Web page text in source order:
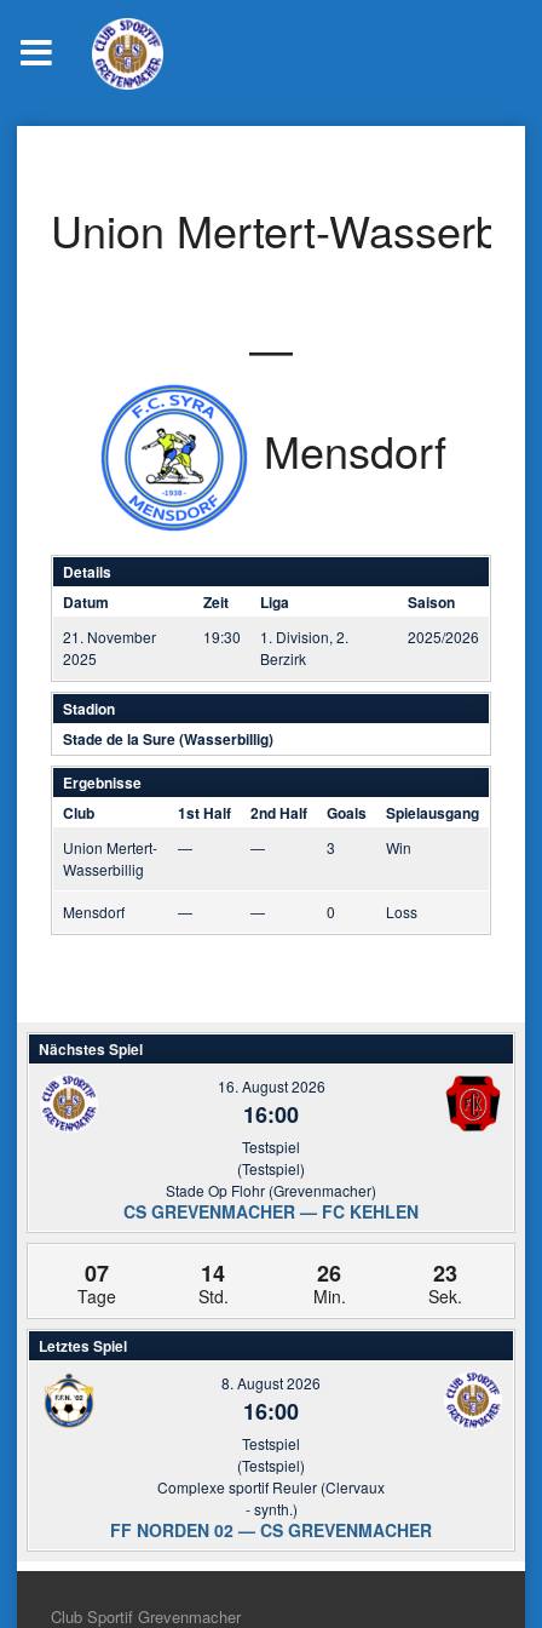
Union Mertert-
—
Mensdorf
Details
Datum
Zeit Liga Saison
21. November
2025
19:30
1. Division, 2.
Berzirk
2025/2026
Stadion
Stade de la Sure (Wasserbillig)
Ergebnisse
Club
1st Half 2nd Half Goals Spielausgang
Union Mertert-
Wasserbillig
— — 3 Win
Mensdorf — — 0 Loss
Nächstes Spiel
16. August 2026
16:00
Testspiel
(Testspiel)
Stade Op Flohr (Grevenmacher)
CS GREVENMACHER — FC KEHLEN
07
Tage
14
Std.
26
Min.
22
Sek.
Letztes Spiel
8. August 2026
16:00
Testspiel
(Testspiel)
Complexe sportif Reuler (Clervaux
- synth.)
FF NORDEN 02 — CS GREVENMACHER
Club Sportif Grevenmacher